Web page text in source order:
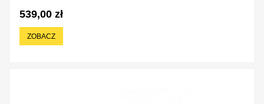
539,00 zł
ZOBACZ